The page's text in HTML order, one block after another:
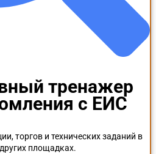
тренажер
с ЕИС
торгов и технических заданий в
площадках.